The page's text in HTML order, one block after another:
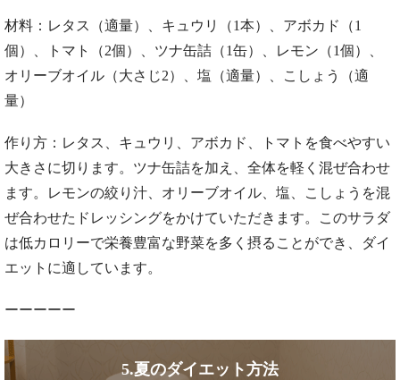
材料：レタス（適量）、キュウリ（1本）、アボカド（1
個）、トマト（2個）、ツナ缶詰（1缶）、レモン（1個）、
オリーブオイル（大さじ2）、塩（適量）、こしょう（適
量）
作り方：レタス、キュウリ、アボカド、トマトを食べやすい
大きさに切ります。ツナ缶詰を加え、全体を軽く混ぜ合わせ
ます。レモンの絞り汁、オリーブオイル、塩、こしょうを混
ぜ合わせたドレッシングをかけていただきます。このサラダ
は低カロリーで栄養豊富な野菜を多く摂ることができ、ダイ
エットに適しています。
ーーーーー
5.夏のダイエット方法